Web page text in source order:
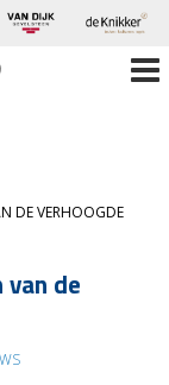
DE VERHOOGDE
de